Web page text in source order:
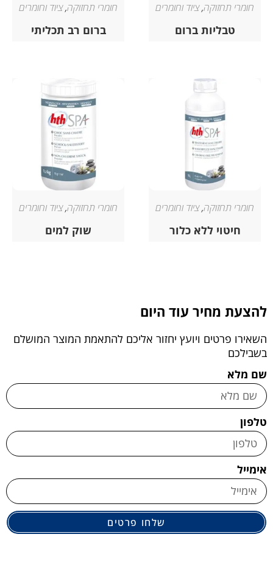
חומרי תחזוקה,ציוד וחומרים
טבליות ברום
חומרי תחזוקה,ציוד וחומרים
ברום רב תכליתי
חומרי תחזוקה,ציוד וחומרים
חיטוי ללא כלור
חומרי תחזוקה,ציוד וחומרים
שוק למים
להצעת מחיר עוד היום
השאירו פרטים ויועץ יחזור אליכם להתאמת המוצר המושלם
בשבילכם
שם מלא
טלפון
אימייל
שלחו פרטים